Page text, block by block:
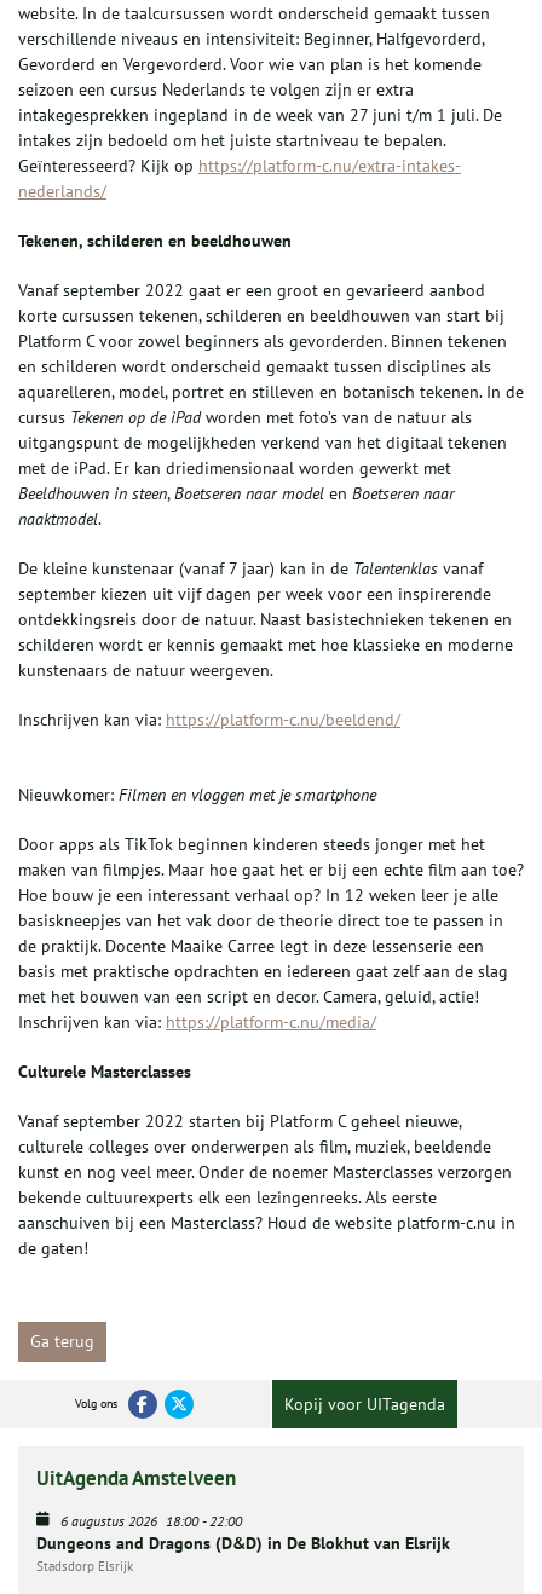
website. In de taalcursussen wordt onderscheid gemaakt tussen
verschillende niveaus en intensiviteit: Beginner, Halfgevorderd,
Gevorderd en Vergevorderd. Voor wie van plan is het komende
seizoen een cursus Nederlands te volgen zijn er extra
intakegesprekken ingepland in de week van 27 juni t/m 1 juli. De
intakes zijn bedoeld om het juiste startniveau te bepalen.
Geïnteresseerd? Kijk op https://platform-c.nu/extra-intakes-
nederlands/
Tekenen, schilderen en beeldhouwen
Vanaf september 2022 gaat er een groot en gevarieerd aanbod
korte cursussen tekenen, schilderen en beeldhouwen van start bij
Platform C voor zowel beginners als gevorderden. Binnen tekenen
en schilderen wordt onderscheid gemaakt tussen disciplines als
aquarelleren, model, portret en stilleven en botanisch tekenen. In de
cursus Tekenen op de iPadworden met foto’s van de natuur als
uitgangspunt de mogelijkheden verkend van het digitaal tekenen
met de iPad. Er kan driedimensionaal worden gewerkt met
Beeldhouwen in steen,Boetseren naar model en Boetseren naar
naaktmodel.
De kleine kunstenaar (vanaf 7 jaar) kan in de Talentenklas vanaf
september kiezen uit vijf dagen per week voor een inspirerende
ontdekkingsreis door de natuur. Naast basistechnieken tekenen en
schilderen wordt er kennis gemaakt met hoe klassieke en moderne
kunstenaars de natuur weergeven.
Inschrijven kan via: https://platform-c.nu/beeldend/
Nieuwkomer: Filmen en vloggen met je smartphone
Door apps als TikTok beginnen kinderen steeds jonger met het
maken van filmpjes. Maar hoe gaat het er bij een echte film aan toe?
Hoe bouw je een interessant verhaal op? In 12 weken leer je alle
basiskneepjes van het vak door de theorie direct toe te passen in
de praktijk. Docente Maaike Carree legt in deze lessenserie een
basis met praktische opdrachten en iedereen gaat zelf aan de slag
met het bouwen van een script en decor. Camera, geluid, actie!
Inschrijven kan via: https://platform-c.nu/media/
Culturele Masterclasses
Vanaf september 2022 starten bij Platform C geheel nieuwe,
culturele colleges over onderwerpen als film, muziek, beeldende
kunst en nog veel meer. Onder de noemer Masterclasses verzorgen
bekende cultuurexperts elk een lezingenreeks. Als eerste
aanschuiven bij een Masterclass? Houd de website platform-c.nu in
de gaten!
Ga terug
Volg ons Kopij voor UITagenda
UitAgenda Amstelveen
6 augustus 2026 18:00- 22:00
Dungeons and Dragons (D&D) in De Blokhut van Elsrijk
Stadsdorp Elsrijk